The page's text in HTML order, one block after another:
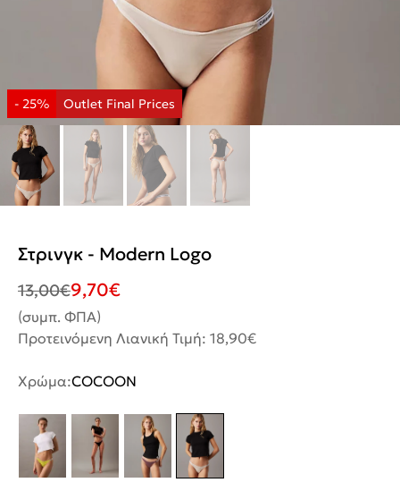
Στρινγκ - Modern Logo
13,00€9,70€
(συμπ. ΦΠΑ)
Προτεινόμενη Λιανική Τιμή: 18,90€
Χρώμα:COCOON